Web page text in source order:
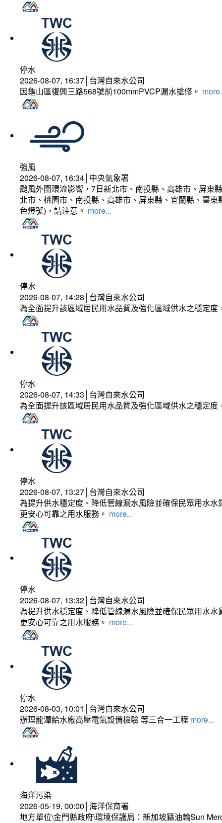
停水
2026-08-07, 16:37│台灣自來水公司
因龜山區復興三路568號前100mmPVCP漏水搶修。
強風
2026-08-07, 16:34│中央氣象署
颱風外圍環流影響，7日新北市、南投縣、高雄市、屏東
北市、桃園市、南投縣、高雄市、屏東縣、宜蘭縣、臺
色燈號)，請注意。 more...
停水
2026-08-07, 14:28│台灣自來水公司
為全面提升該區域居民用水品質及強化區域供水之穩定
停水
2026-08-07, 14:33│台灣自來水公司
為全面提升該區域居民用水品質及強化區域供水之穩定
停水
2026-08-07, 13:27│台灣自來水公司
為提升供水穩定度、降低管線漏水風險並確保民眾用水
更安心可靠之用水服務。 more...
停水
2026-08-07, 13:32│台灣自來水公司
為提升供水穩定度、降低管線漏水風險並確保民眾用水
更安心可靠之用水服務。 more...
停水
2026-08-03, 10:01│台灣自來水公司
辦理龍潭給水廠高壓電氣設備檢驗 等三合一工程 more...
海洋污染
2026-05-19, 00:00│海洋保育署
地方單位\金門縣政府\環境保護局：新加坡籍油輪Sun